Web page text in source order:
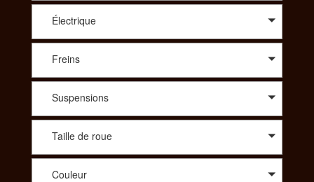
Électrique
Freins
Suspensions
Taille de roue
Couleur